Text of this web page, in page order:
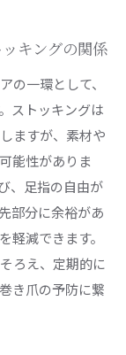
キングの関係
の一環として、
ストッキングは
ますが、素材や
能性がありま
、足指の自由が
部分に余裕があ
軽減できます。
ろえ、定期的に
き爪の予防に繋